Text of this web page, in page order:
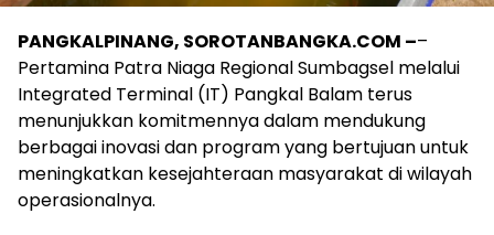
PANGKALPINANG, SOROTANBANGKA.COM ––
Pertamina Patra Niaga Regional Sumbagsel melalui
Integrated Terminal (IT) Pangkal Balam terus
menunjukkan komitmennya dalam mendukung
berbagai inovasi dan program yang bertujuan untuk
meningkatkan kesejahteraan masyarakat di wilayah
operasionalnya.